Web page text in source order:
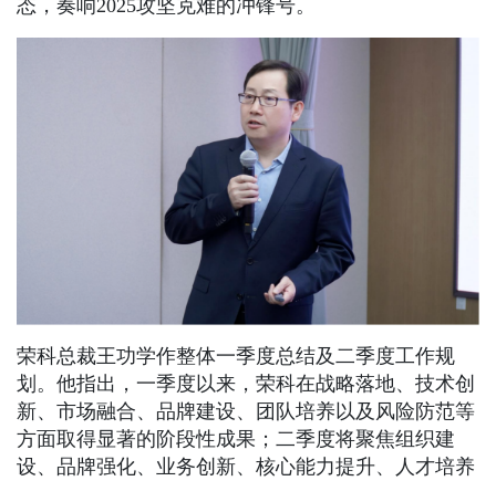
态，奏响2025攻坚克难的冲锋号。
荣科总裁王功学作整体一季度总结及二季度工作规
划。他指出，一季度以来，荣科在战略落地、技术创
新、市场融合、品牌建设、团队培养以及风险防范等
方面取得显著的阶段性成果；二季度将聚焦组织建
设、品牌强化、业务创新、核心能力提升、人才培养